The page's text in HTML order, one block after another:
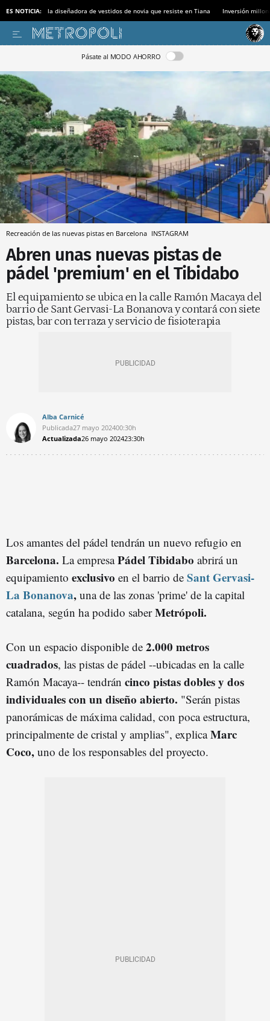
ES NOTICIA: la diseñadora de vestidos de novia que resiste en Tiana Inversión
Pásate al MODO AHORRO
Recreación de las nuevas pistas en Barcelona INSTAGRAM
Abren unas nuevas pistas de
pádel 'premium' en el Tibidabo
El equipamiento se ubica en la calle Ramón Macaya del
barrio de Sant Gervasi-La Bonanova y contará con siete
pistas, bar con terraza y servicio de fisioterapia
Alba Carnicé
Publicada27 mayo 202400:30h
Actualizada26 mayo 202423:30h
Los amantes del pádel tendrán un nuevo refugio en
Barcelona. La empresaPádelTibidabo abrirá un
equipamiento exclusivo en el barrio de Sant Gervasi-
La Bonanova, una de las zonas 'prime' de la capital
catalana, según ha podido saberMetrópoli.
Con un espacio disponible de 2.000 metros
cuadrados, las pistas de pádel --ubicadas en la calle
Ramón Macaya-- tendrán cinco pistas dobles y dos
individuales con un diseño abierto. "Serán pistas
panorámicas de máxima calidad, con poca estructura,
principalmente de cristal y amplias", explicaMarc
Coco, uno de los responsables del proyecto.